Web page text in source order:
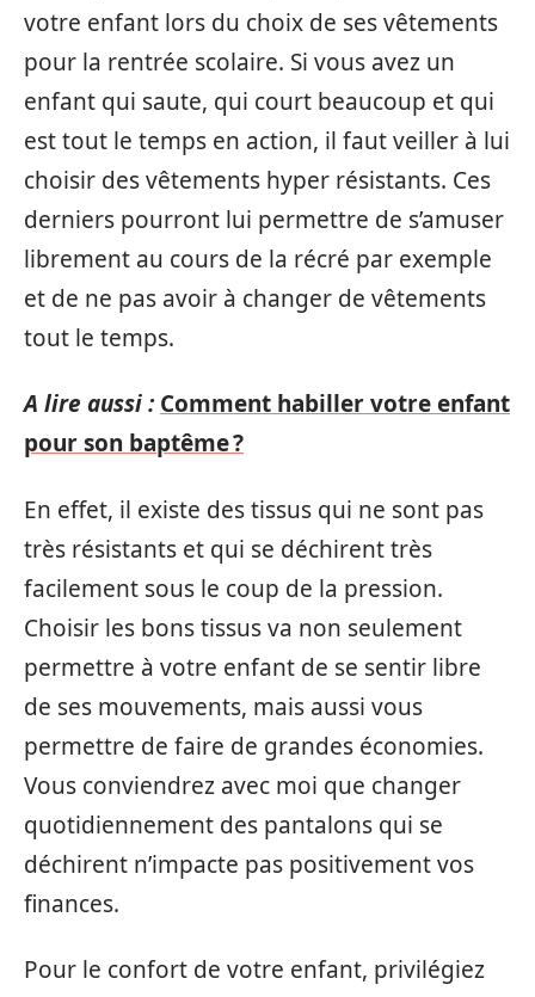
votre enfant lors du choix de ses vêtements
pour la rentrée scolaire. Si vous avez un
enfant qui saute, qui court beaucoup et qui
est tout le temps en action, il faut veiller à lui
choisir des vêtements hyper résistants. Ces
derniers pourront lui permettre de s’amuser
librement au cours de la récré par exemple
et de ne pas avoir à changer de vêtements
tout le temps.
A lire aussi : Comment habiller votre enfant
pour son baptême ?
En effet, il existe des tissus qui ne sont pas
très résistants et qui se déchirent très
facilement sous le coup de la pression.
Choisir les bons tissus va non seulement
permettre à votre enfant de se sentir libre
de ses mouvements, mais aussi vous
permettre de faire de grandes économies.
Vous conviendrez avec moi que changer
quotidiennement des pantalons qui se
déchirent n’impacte pas positivement vos
finances.
Pour le confort de votre enfant, privilégiez